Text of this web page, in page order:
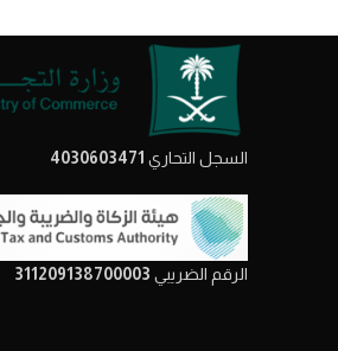
260,00 ر.س.
السجل التحاري 4030603471
الرقم الضريبي 311209138700003